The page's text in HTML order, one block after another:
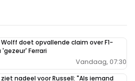
Wolff doet opvallende claim over F1-
Ferrari
Vandaag, 07:30
nadeel voor Russell: "Als iemand